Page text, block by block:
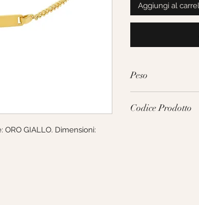
ORO GIALLO. Dimensioni:
Aggiungi al
Peso
Codice Prodotto